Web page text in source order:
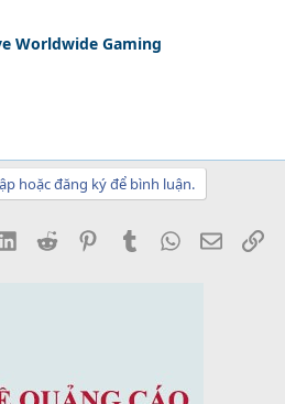
Worldwide Gaming
hoặc đăng ký để bình luận.
LinkedInReddit PinterestTumblrWhatsApp
Email